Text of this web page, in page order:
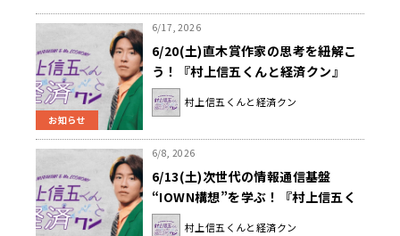
お知らせ
6/17, 2026
6/20(土)直木賞作家の思考を紐解こ
う！『村上信五くんと経済クン』
村上信五くんと経済クン
6/8, 2026
6/13(土)次世代の情報通信基盤
“IOWN構想”を学ぶ！『村上信五く
んと経済クン』
村上信五くんと経済クン